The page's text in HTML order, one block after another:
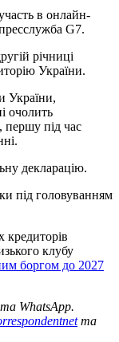
в онлайн-
G7.
річниці
України.
України,
очолить
першу під час
декларацію.
під головуванням
кредиторів
клубу
боргом до 2027
WhatsApp.
та